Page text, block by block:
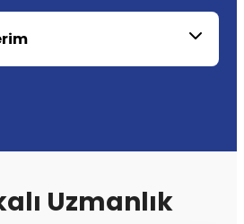
Uzmanlık